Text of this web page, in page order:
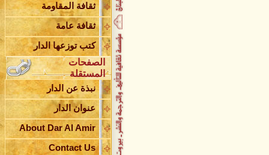
الإمام الخميني من الثورة إلى الدولة
العمل الرسالي وتحديات الراهن
توقيع كتاب أغاني القلب في علي
النَّهري
حفل توقيع كتاب أغاني القلب
إصدار جديد للدكتور علي شريعتي
صدور كتاب قراءات نقدية في رواية
شمس
حريق في مخازن دار الأمير
دار الأمير تنعى السيد خسرو شاهي
إعلان هام
صدر حديثاً ديوان وطن وغربة
عبد النبي بزي يصدر ديوانه أصحاب
ثقافة المقاومة
ثقافة عامة
كتب توزعها الدار
الصفحات
المستقلة
نبذة عن الدار
عنوان الدار
About Dar Al Amir
Contact Us